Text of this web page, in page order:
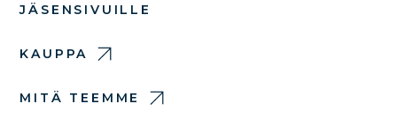
JÄSENSIVUILLE
KAUPPA
MITÄ TEEMME